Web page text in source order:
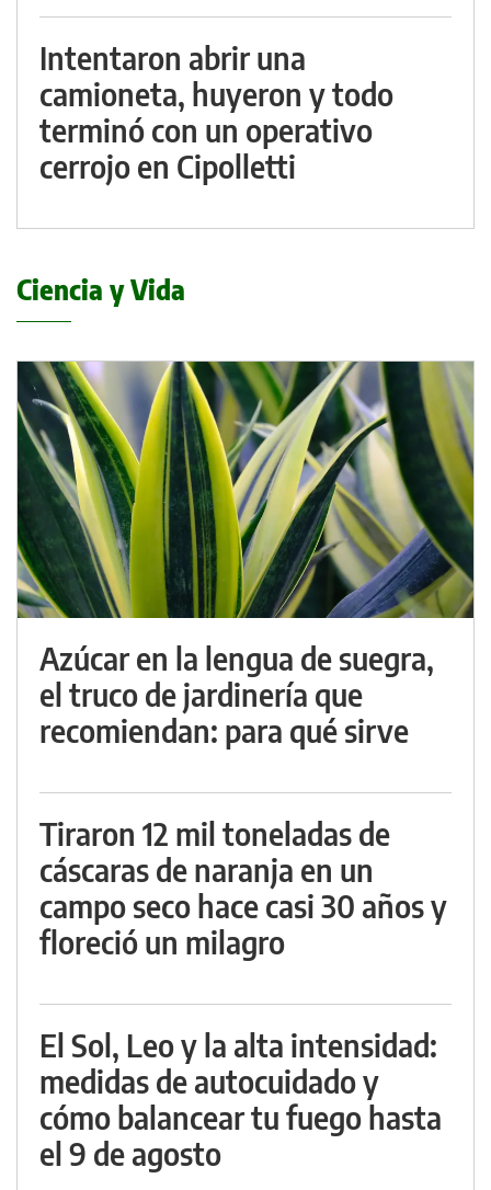
Intentaron abrir una
camioneta, huyeron y todo
terminó con un operativo
cerrojo en Cipolletti
Ciencia y Vida
Azúcar en la lengua de suegra,
el truco de jardinería que
recomiendan: para qué sirve
Tiraron 12 mil toneladas de
cáscaras de naranja en un
campo seco hace casi 30 años y
floreció un milagro
El Sol, Leo y la alta intensidad:
medidas de autocuidado y
cómo balancear tu fuego hasta
el 9 de agosto